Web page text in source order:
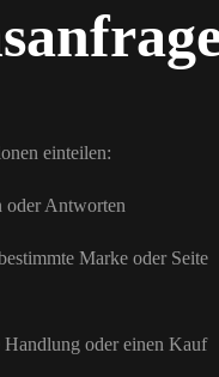
einteilen:
oder Antworten
Marke oder Seite
Handlung oder einen Kauf